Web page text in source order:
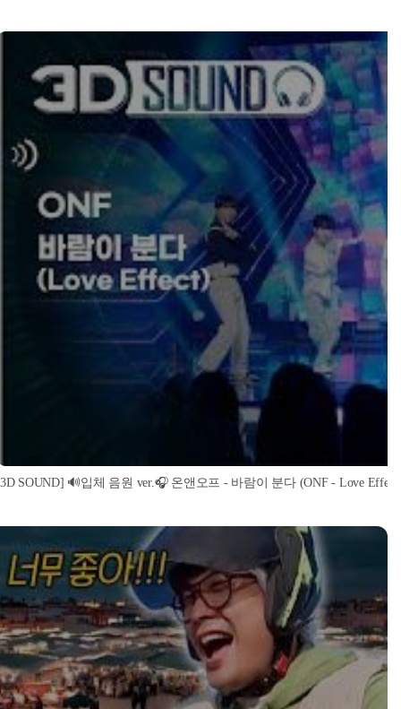
SOUND] 🔊입체 음원 ver.🎧 온앤오프 - 바람이 분다 (ONF - Love Effect)